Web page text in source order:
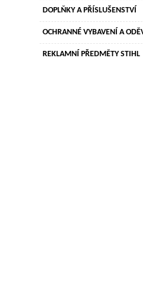
DOPLŇKY A PŘÍSLUŠENSTVÍ
OCHRANNÉ VYBAVENÍ A
REKLAMNÍ PŘEDMĚTY STIHL